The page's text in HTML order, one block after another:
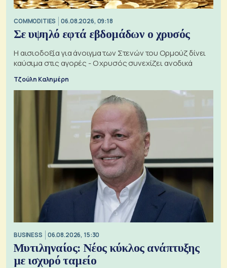
COMMODITIES 06.08.2026, 09:18
Σε υψηλό εφτά εβδομάδων ο χρυσός
Η αισιοδοξία για άνοιγμα των Στενών του Ορμούζ δίνει
καύσιμα στις αγορές - Ο χρυσός συνεχίζει ανοδικά
Τζούλη Καλημέρη
BUSINESS 06.08.2026, 15:30
Μυτιληναίος: Νέος κύκλος ανάπτυξης
με ισχυρό ταμείο